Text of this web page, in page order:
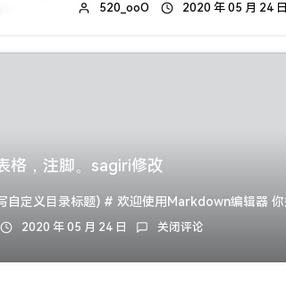
520_ooO 2020 年 05 月 24 日
格，注脚。sagiri修改
2020 年 05 月 24 日 关闭评论